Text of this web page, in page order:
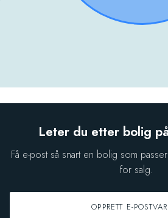
Leter du etter bolig
Få e-post så snart en bolig som
for salg.
OPPRETT E-